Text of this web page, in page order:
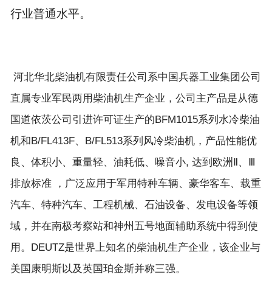
行业普通水平。
河北华北柴油机有限责任公司系中国兵器工业集团公司
直属专业军民两用柴油机生产企业，公司主产品是从德
国道依茨公司引进许可证生产的BFM1015系列水冷柴油
机和B/FL413F、B/FL513系列风冷柴油机，产品性能优
良、体积小、重量轻、油耗低、噪音小, 达到欧洲Ⅱ、Ⅲ
排放标准 ，广泛应用于军用特种车辆、豪华客车、载重
汽车、特种汽车、工程机械、石油设备、发电设备等领
域，并在南极考察站和神州五号地面辅助系统中得到使
用。DEUTZ是世界上知名的柴油机生产企业，该企业与
美国康明斯以及英国珀金斯并称三强。